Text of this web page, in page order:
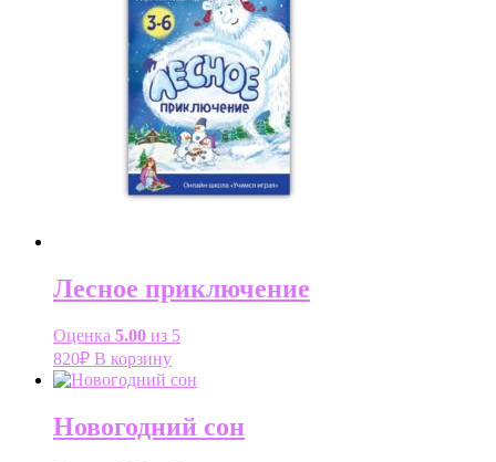
Лесное приключение
Оценка 5.00 из 5
820₽ В корзину
Новогодний сон